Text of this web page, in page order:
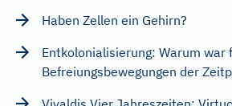
Haben Zellen ein Gehirn?
Entkolonialisierung: Warum war
Befreiungsbewegungen der